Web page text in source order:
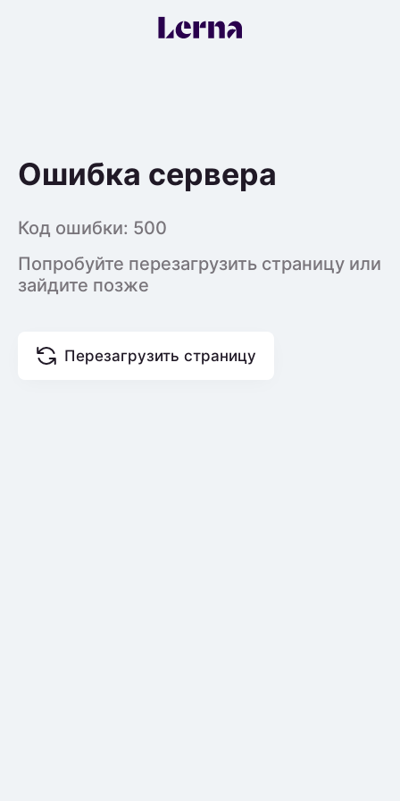
Ошибка сервера
Код ошибки: 500
Попробуйте перезагрузить страницу или
зайдите позже
Перезагрузить страницу